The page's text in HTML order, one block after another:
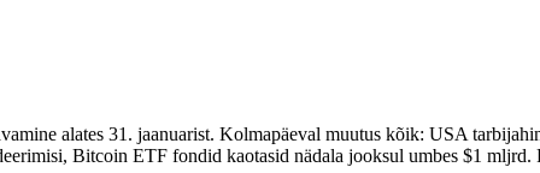
alates 31. jaanuarist. Kolmapäeval muutus kõik: USA
Bitcoin ETF fondid kaotasid nädala jooksul umbes $1